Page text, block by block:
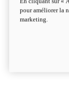
pour améliorer la
marketing.